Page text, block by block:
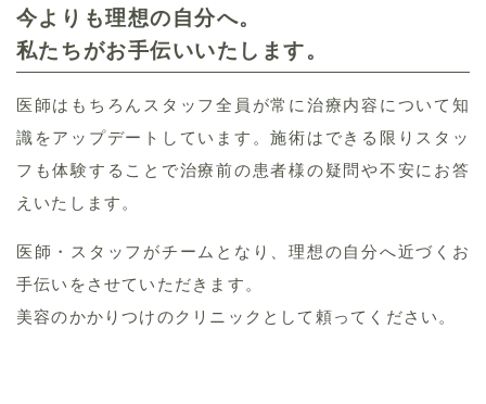
今よりも理想の自分へ。
私たちがお手伝いいたします。
医師はもちろんスタッフ全員が常に治療内容について知
識をアップデートしています。施術はできる限りスタッ
フも体験することで治療前の患者様の疑問や不安にお答
えいたします。
医師・スタッフがチームとなり、理想の自分へ近づくお
手伝いをさせていただきます。
美容のかかりつけのクリニックとして頼ってください。